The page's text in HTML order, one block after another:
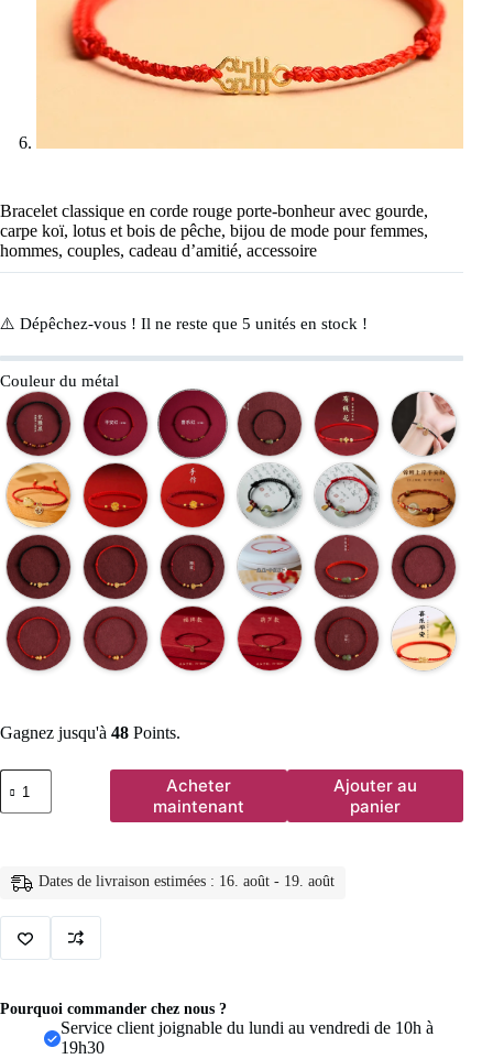
Bracelet classique en corde rouge porte-bonheur avec gourde,
carpe koï, lotus et bois de pêche, bijou de mode pour femmes,
hommes, couples, cadeau d’amitié, accessoire
⚠️ Dépêchez-vous ! Il ne reste que 5 unités en stock !
Couleur du métal
Gagnez jusqu'à 48 Points.
quantité
de
Bracelet
rouge
avec
gourde,
koï,
Acheter
maintenant
Ajouter au
panier
Dates de livraison estimées : 16. août - 19. août
Pourquoi commander chez nous ?
Service client joignable du lundi au vendredi de 10h à
19h30